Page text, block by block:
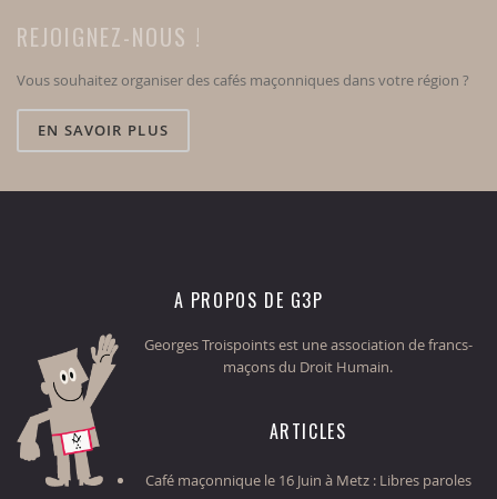
REJOIGNEZ-NOUS !
Vous souhaitez organiser des cafés maçonniques dans votre région ?
EN SAVOIR PLUS
A PROPOS DE G3P
Georges Troispoints est une association de francs-
maçons du Droit Humain.
ARTICLES
Café maçonnique le 16 Juin à Metz : Libres paroles